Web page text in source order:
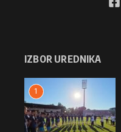
IZBOR UREDNIKA
1